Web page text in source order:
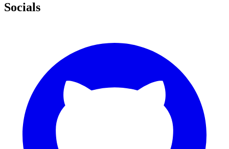
Socials